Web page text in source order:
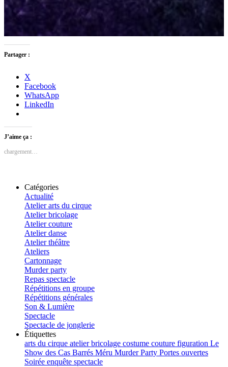
Partager :
X
Facebook
WhatsApp
LinkedIn
J’aime ça :
chargement…
Catégories
Actualité
Atelier arts du cirque
Atelier bricolage
Atelier couture
Atelier danse
Atelier théâtre
Ateliers
Cartonnage
Murder party
Repas spectacle
Répétitions en groupe
Répétitions générales
Son & Lumière
Spectacle
Spectacle de jonglerie
Étiquettes
arts du cirque atelierbricolage costume couture figuration Le
Show des Cas Barrés Méru Murder Party Portes ouvertes
Soirée enquête spectacle